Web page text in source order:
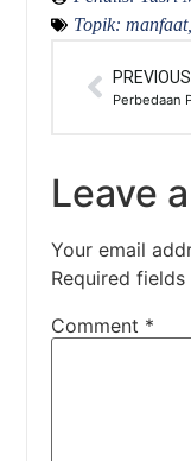
Topik: manfaat
PREVIOUS
Leave
Your email
Required
Comment *